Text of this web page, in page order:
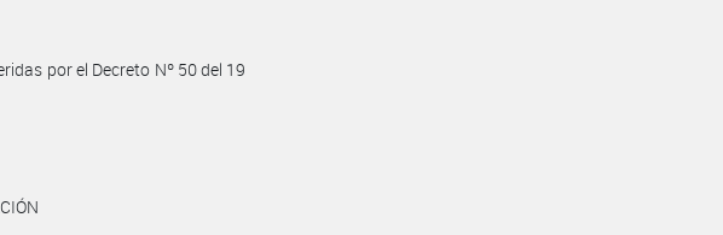
por el Decreto Nº 50 del 19